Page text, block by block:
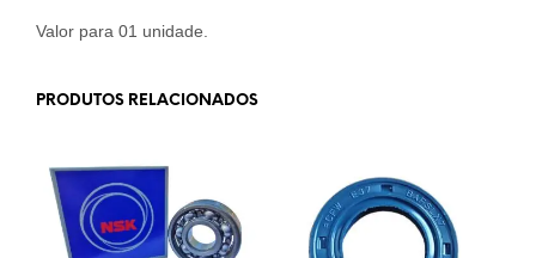
Valor para 01 unidade.
PRODUTOS RELACIONADOS